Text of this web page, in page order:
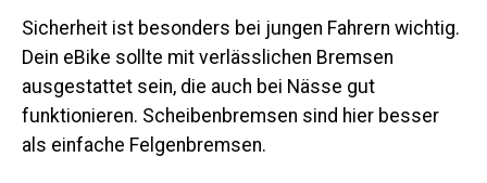
Sicherheit ist besonders bei jungen Fahrern wichtig.
Dein eBike sollte mit verlässlichen Bremsen
ausgestattet sein, die auch bei Nässe gut
funktionieren. Scheibenbremsen sind hier besser
als einfache Felgenbremsen.